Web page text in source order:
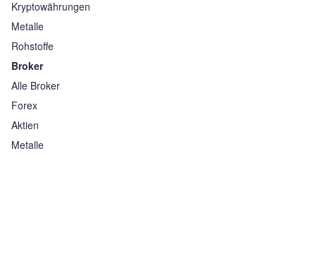
Kryptowährungen
Metalle
Rohstoffe
Broker
Alle Broker
Forex
Aktien
Metalle